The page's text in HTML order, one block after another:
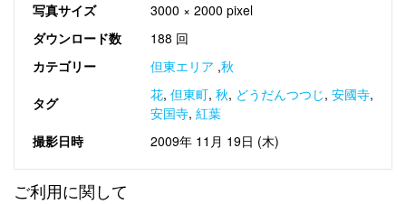
写真サイズ
3000 × 2000 pixel
ダウンロード数
188 回
カテゴリー
但東エリア ,秋
タグ 花, 但東町, 秋, どうだんつつじ, 安國寺,
安国寺, 紅葉
撮影日時
2009年 11月 19日 (木)
ご利用に関して